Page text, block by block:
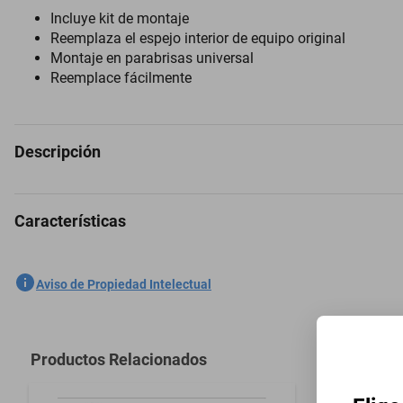
Incluye kit de montaje
Reemplaza el espejo interior de equipo original
Montaje en parabrisas universal
Reemplace fácilmente
Descripción
Espejo Retrovisor para Nissan D21 1993 a 1997
Características
SKU
PILOT
Modelo
Aviso de Propiedad Intelectual
Productos Relacionados